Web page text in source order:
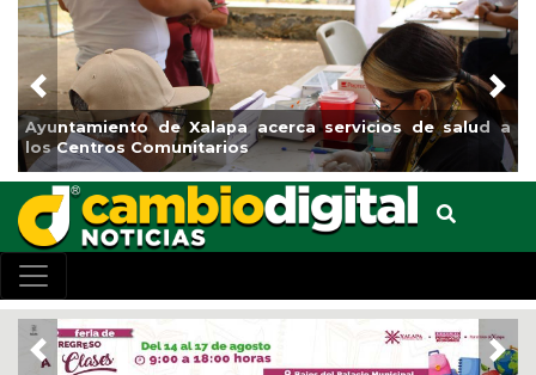
servicios de salud a
Municipio arrancará primera
el boulevard 5 de febrero
Previous
Previous